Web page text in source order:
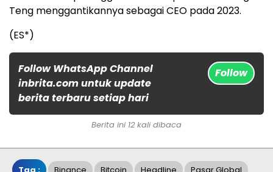
Teng menggantikannya sebagai CEO pada 2023.
(ES*)
Follow WhatsApp Channel
inbrita.com untuk update
berita terbaru setiap hari
Follow
Berita ini 12 kali dibaca